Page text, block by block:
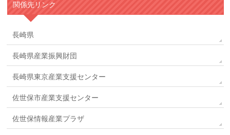
関係先リンク
長崎県
長崎県産業振興財団
長崎県東京産業支援センター
佐世保市産業支援センター
佐世保情報産業プラザ